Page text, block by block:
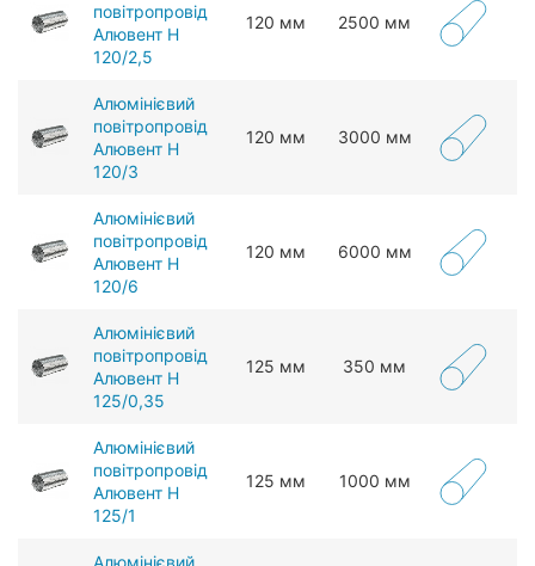
повітропровід
Алювент Н
120/2,5
120 мм 2500 мм
Алюмінієвий
повітропровід
Алювент Н
120/3
120 мм 3000 мм
Алюмінієвий
повітропровід
Алювент Н
120/6
120 мм 6000 мм
Алюмінієвий
повітропровід
Алювент Н
125/0,35
125 мм 350 мм
Алюмінієвий
повітропровід
Алювент Н
125/1
125 мм 1000 мм
Алюмінієвий